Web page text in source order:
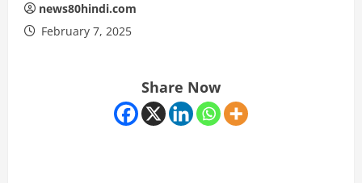
news80hindi.com
February 7, 2025
Share Now